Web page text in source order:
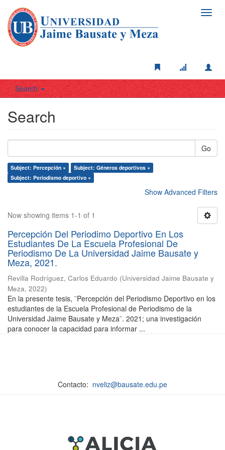
Search
Search
Go
Subject: Percepción ×
Subject: Géneros deportivos ×
Subject: Periodismo deportivo ×
Show Advanced Filters
Now showing items 1-1 of 1
Percepción Del Periodimo Deportivo En Los
Estudiantes De La Escuela Profesional De
Periodismo De La Universidad Jaime Bausate y
Meza, 2021.
Revilla Rodríguez, Carlos Eduardo (Universidad Jaime Bausate y
Meza, 2022)
En la presente tesis, ¨Percepción del Periodismo Deportivo en los
estudiantes de la Escuela Profesional de Periodismo de la
Universidad Jaime Bausate y Meza¨. 2021; una investigación
para conocer la capacidad para informar ...
Contacto: nveliz@bausate.edu.pe